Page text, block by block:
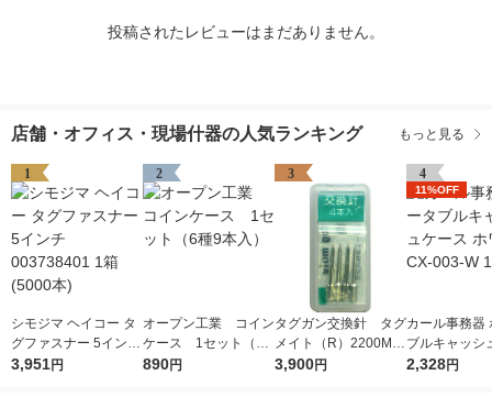
投稿されたレビューはまだありません。
店舗・オフィス・現場什器の人気ランキング もっと見る
1
シモジマ ヘイコー タ
グファスナー 5インチ
003738401 1箱(5000
3,951円
2
オープン工業 コイン
ケース 1セット（6
種9本入）
890円
3
タグガン交換針 タグ
メイト（R）2200MS
専用スペア針 1袋
3,900円
4
11%OFF
カール事務器
ブルキャッシ
ホワイト CX-
2,328円